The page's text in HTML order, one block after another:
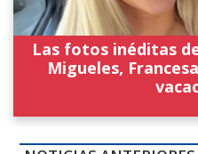
Las fotos inéditas
Migueles,